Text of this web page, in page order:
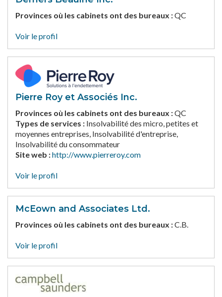
Provinces où les cabinets ont des bureaux :QC
Voir le profil
Pierre Roy et Associés Inc.
Provinces où les cabinets ont des bureaux :QC
Types de services : Insolvabilité des micro, petites et
moyennes entreprises, Insolvabilité d'entreprise,
Insolvabilité du consommateur
Site web :http://www.pierreroy.com
Voir le profil
McEown and Associates Ltd.
Provinces où les cabinets ont des bureaux :C.B.
Voir le profil